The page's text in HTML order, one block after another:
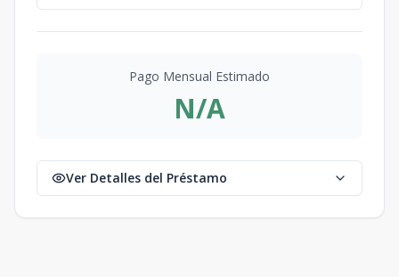
Pago Mensual Estimado
N/A
Ver Detalles del Préstamo